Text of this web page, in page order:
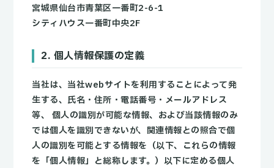
宮城県仙台市青葉区一番町2-6-1
シティハウス一番町中央2F
2. 個人情報保護の定義
当社は、当社webサイトを利用することによって発
生する、氏名・住所・電話番号・メールアドレス
等、 個人の識別が可能な情報、および当該情報のみ
では個人を識別できないが、関連情報との照合で個
人の識別を可能とする情報を（以下、これらの情報
を「個人情報」と総称します。）以下に定める個人